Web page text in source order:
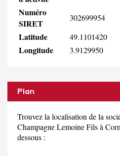
Numéro
SIRET
302699954
Latitude 49.1101420
Longitude 3.9129950
Plan
Trouvez la localisation de la
Champagne Lemoine Fils à
dessous :